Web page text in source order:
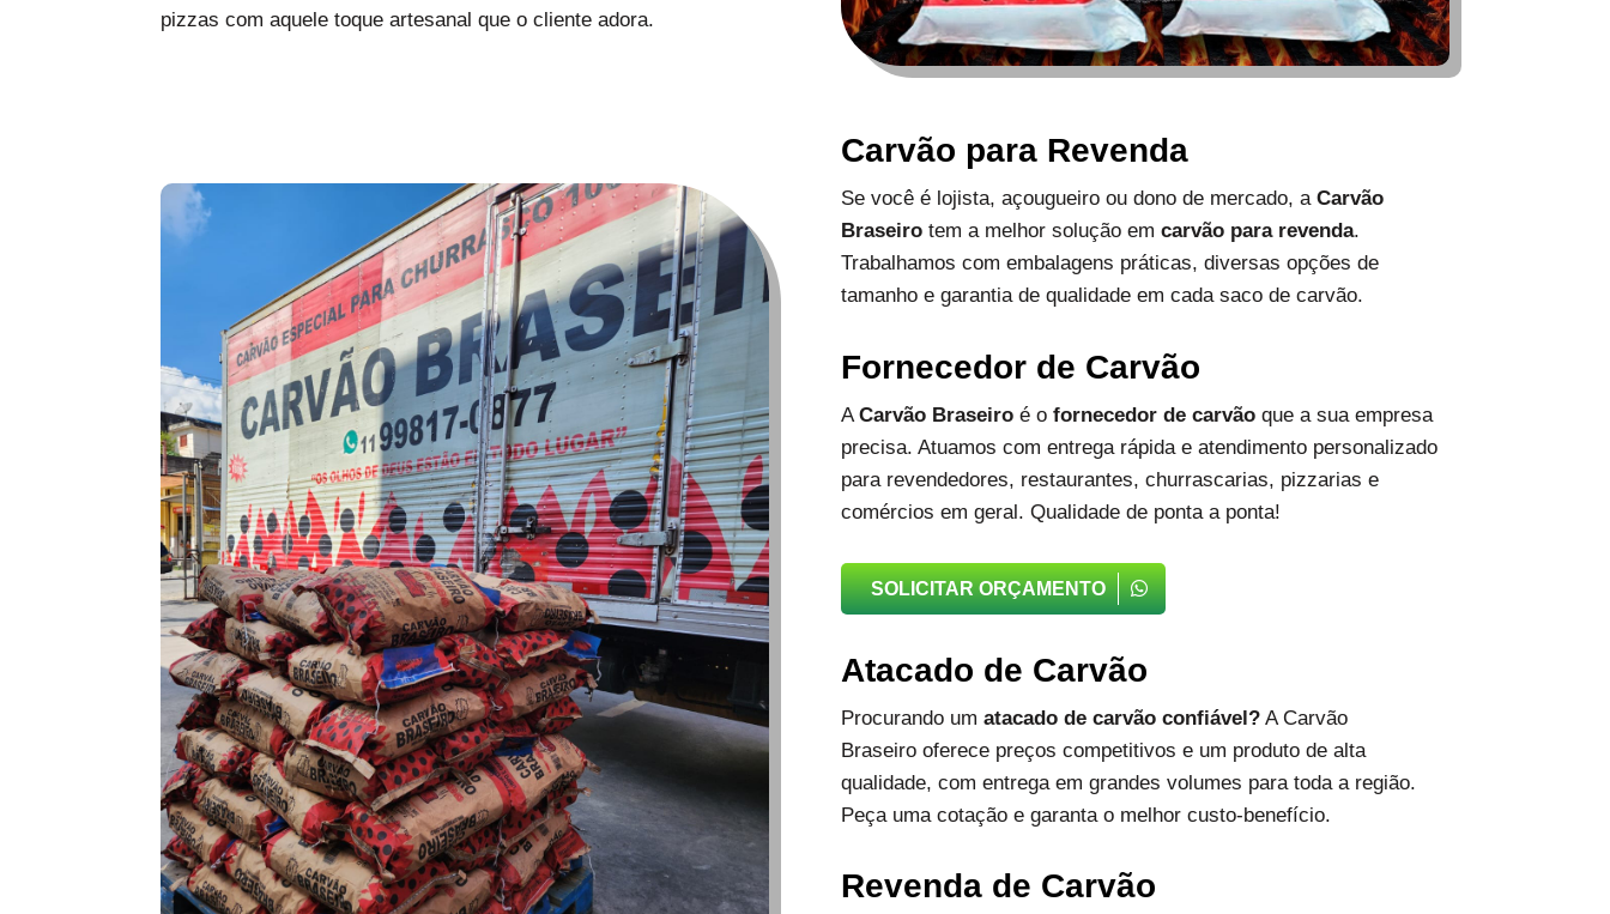
pizzas com aquele toque artesanal que o cliente adora.
Carvão para Revenda
Se você é lojista, açougueiro ou dono de mercado, a Carvão
Braseirotem a melhor solução em carvão para revenda.
Trabalhamos com embalagens práticas, diversas opções de
tamanho e garantia de qualidade em cada saco de carvão.
Fornecedor de Carvão
A Carvão Braseiroé o fornecedor de carvãoque a sua empresa
precisa. Atuamos com entrega rápida e atendimento personalizado
para revendedores, restaurantes, churrascarias, pizzarias e
comércios em geral. Qualidade de ponta a ponta!
SOLICITAR ORÇAMENTO
Atacado de Carvão
Procurando um atacado de carvão confiável?A Carvão
Braseiro oferece preços competitivos e um produto de alta
qualidade, com entrega em grandes volumes para toda a região.
Peça uma cotação e garanta o melhor custo-benefício.
Revenda de Carvão